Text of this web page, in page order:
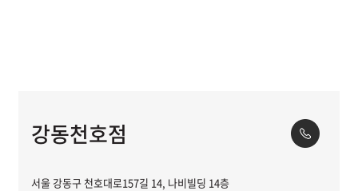
강동천호점
서울 강동구 천호대로157길 14, 나비빌딩 14층